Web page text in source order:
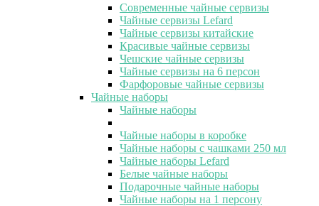
Современные чайные сервизы
Чайные сервизы Lefard
Чайные сервизы китайские
Красивые чайные сервизы
Чешские чайные сервизы
Чайные сервизы на 6 персон
Фарфоровые чайные сервизы
Чайные наборы
Чайные наборы
Чайные наборы в коробке
Чайные наборы с чашками 250 мл
Чайные наборы Lefard
Белые чайные наборы
Подарочные чайные наборы
Чайные наборы на 1 персону